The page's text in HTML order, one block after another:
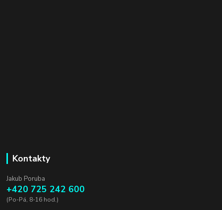
Kontakty
Jakub Poruba
+420 725 242 600
(Po-Pá, 8-16 hod.)